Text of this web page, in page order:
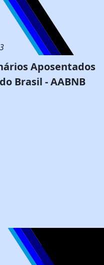
Aposentados
Brasil - AABNB